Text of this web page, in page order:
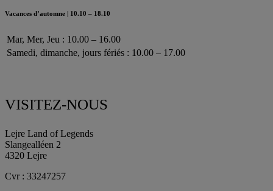
Vacances d’automne | 10.10 – 18.10
Mar, Mer, Jeu : 10.00 – 16.00
Samedi, dimanche, jours fériés : 10.00 – 17.00
VISITEZ-NOUS
Lejre Land of Legends
Slangealléen 2
4320 Lejre
Cvr : 33247257